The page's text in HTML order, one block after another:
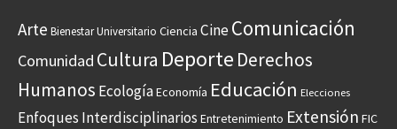
Arte Bienestar Universitario Ciencia CineComunicación
Comunidad Cultura Deporte Derechos
Humanos EcologíaEconomía Educación Elecciones
Enfoques Interdisciplinarios Entretenimiento Extensión FIC